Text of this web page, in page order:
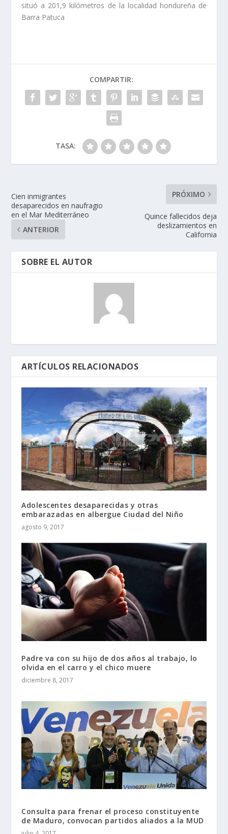
situó a 201,9 kilómetros de la localidad hondureña de
Barra Patuca
COMPARTIR:
TASA:
Cien inmigrantes
desaparecidos en naufragio
en el Mar Mediterráneo
ANTERIOR
PRÓXIMO
Quince fallecidos deja
deslizamientos en
California
SOBRE EL AUTOR
ARTÍCULOS RELACIONADOS
Adolescentes desaparecidas y otras
embarazadas en albergue Ciudad del Niño
agosto 9, 2017
Padre va con su hijo de dos años al trabajo, lo
olvida en el carro y el chico muere
diciembre 8, 2017
Consulta para frenar el proceso constituyente
de Maduro, convocan partidos aliados a la MUD